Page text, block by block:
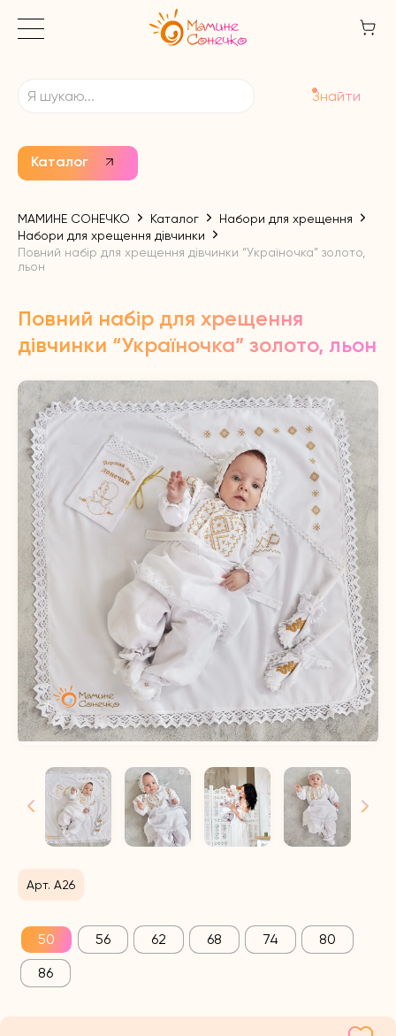
Каталог
Знайти
МАМИНЕ СОНЕЧКО Каталог
Набори для хрещення
Набори для хрещення дівчинки
Повний набір для хрещення дівчинки “Україночка” золото,
льон
Повний набір для хрещення
дівчинки “Україночка” золото, льон
Арт. А26
50 56 62 68 74
80
86